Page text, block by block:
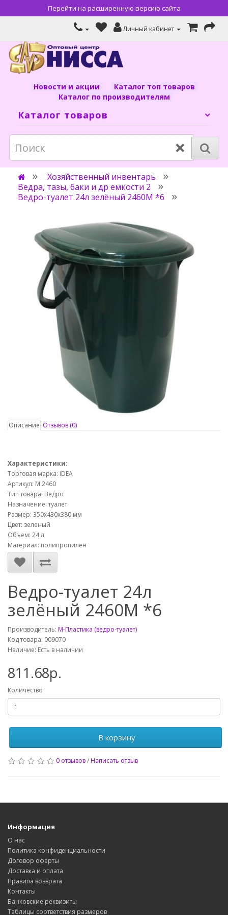
Перейти на расширенную версию сайта
Личный кабинет
Новости и акции
Каталог топ товаров
Каталог по производителям
Каталог товаров
×
Хозяйственный инвентарь
Ведра, тазы, баки и др емкости 2
Ведро-туалет 24л зелёный 2460М *6
Описание Отзывов (0)
Характеристики:
Торговая марка: IDEA
Артикул: М 2460
Тип товара: Ведро
Назначение: туалет
Размер: 350x430x380 мм
Цвет: зеленый
Объем: 24 л
Материал: полипропилен
Ведро-туалет 24л
зелёный 2460М *6
Производитель: М-Пластика (ведро-туалет)
Код товара: 009070
Наличие: Есть в наличии
811.68р.
Количество
В корзину
0 отзывов/Написать отзыв
Информация
О нас
Политика конфиденциальности
Договор оферты
Доставка и оплата
Правила возврата
Контакты
Банковские реквизиты
Таблицы соответствия размеров